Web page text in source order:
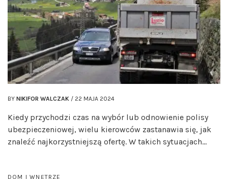
BY NIKIFOR WALCZAK / 22 MAJA 2024
Kiedy przychodzi czas na wybór lub odnowienie polisy
ubezpieczeniowej, wielu kierowców zastanawia się, jak
znaleźć najkorzystniejszą ofertę. W takich sytuacjach…
DOM I WNĘTRZE